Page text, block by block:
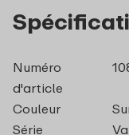
Numéro
d'article
Couleur
Série